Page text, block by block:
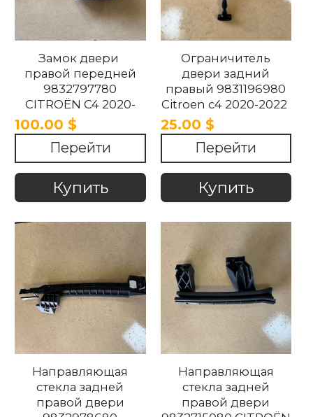
Замок двери
правой передней
9832797780
CITROËN C4 2020-
2025
100.00 $
Перейти
Купить
Ограничитель
двери задний
правый 9831196980
Citroen c4 2020-2022
25.00 $
Перейти
Купить
Направляющая
стекла задней
правой двери
Направляющая
стекла задней
правой двери